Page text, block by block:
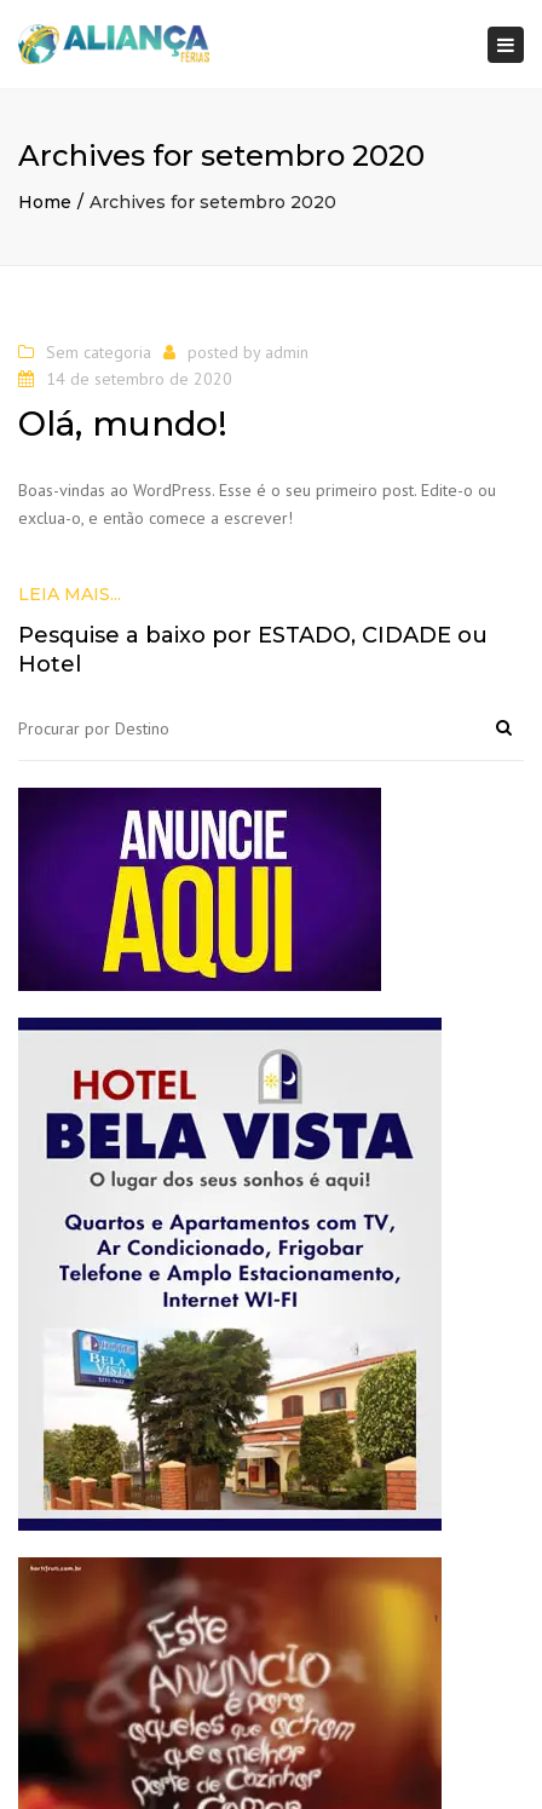
Archives for setembro 2020
Home Archives for setembro 2020
Sem categoria posted by admin
14 de setembro de 2020
Olá, mundo!
Boas-vindas ao WordPress. Esse é o seu primeiro post. Edite-o ou
exclua-o, e então comece a escrever!
LEIA MAIS...
Pesquise a baixo por ESTADO, CIDADE ou
Hotel